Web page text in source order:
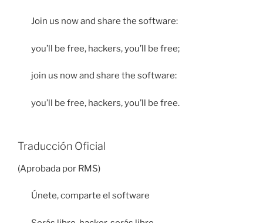
Join us now and share the software:
you’ll be free, hackers, you’ll be free;
join us now and share the software:
you’ll be free, hackers, you’ll be free.
Traducción Oficial
(Aprobada por RMS)
Únete, comparte el software